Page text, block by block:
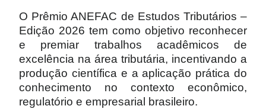
O Prêmio ANEFAC de Estudos Tributários –
Edição 2026 tem como objetivo reconhecer
e premiar trabalhos acadêmicos de
excelência na área tributária, incentivando a
produção científica e a aplicação prática do
conhecimento no contexto econômico,
regulatório e empresarial brasileiro.